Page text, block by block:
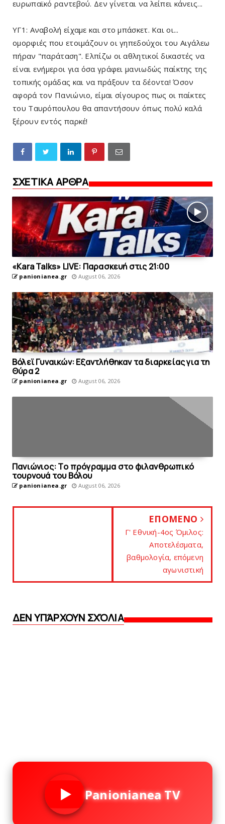
ευρωπαϊκό ραντεβού. Δεν γίνεται να λείπει κάνεις...
ΥΓ1: Αναβολή είχαμε και στο μπάσκετ. Και οι...
ομορφιές που ετοιμάζουν οι γηπεδούχοι του Αιγάλεω
πήραν "παράταση". Ελπίζω οι αθλητικοί δικαστές να
είναι ενήμεροι για όσα γράφει μανιωδώς παίκτης της
τοπικής ομάδας και να πράξουν τα δέοντα! Όσον
αφορά τον Πανιώνιο, είμαι σίγουρος πως οι παίκτες
του Ταυρόπουλου θα απαντήσουν όπως πολύ καλά
ξέρουν εντός παρκέ!
ΣΧΕΤΙΚΑ ΑΡΘΡΑ
«Kara Talks» LIVE: Παρασκευή στις 21:00
panionianea.gr August 06, 2026
Bόλεϊ Γυναικών: Εξαντλήθηκαν τα διαρκείας για τη
Θύρα 2
panionianea.gr August 06, 2026
Πανιώνιoς: Tο πρόγραμμα στο φιλανθρωπικό
τουρνουά του Bόλου
panionianea.gr August 06, 2026
ΕΠΟΜΕΝΟ
Γ' Εθνική-4ος Όμιλος:
Αποτελέσματα,
βαθμoλογία, επόμενη
αγωνιστική
ΔΕΝ ΥΠΆΡΧΟΥΝ ΣΧΌΛΙΑ
Panionianea TV